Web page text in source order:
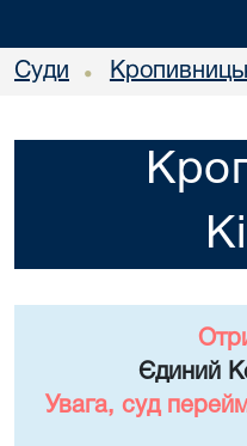
Суди •
Єдиний
Увага, суд